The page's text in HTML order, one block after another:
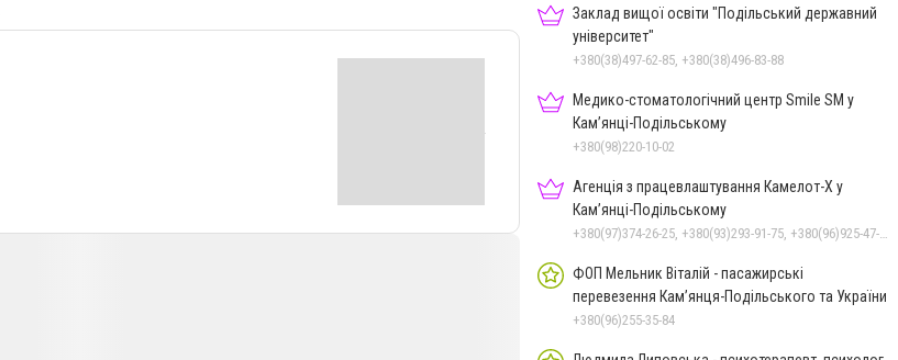
Заклад вищої освіти "Подільський державний
університет"
+380(38)497-62-85, +380(38)496-83-88
Медико-стоматологічний центр Smile SM у
Кам’янці-Подільському
+380(98)220-10-02
Агенція з працевлаштування Камелот-Х у
Кам’янці-Подільському
+380(97)374-26-25, +380(93)293-91-75, +380(96)925-47-71, +380(73)327-54-83
ФОП Мельник Віталій - пасажирські
перевезення Кам’янця-Подільського та України
+380(96)255-35-84